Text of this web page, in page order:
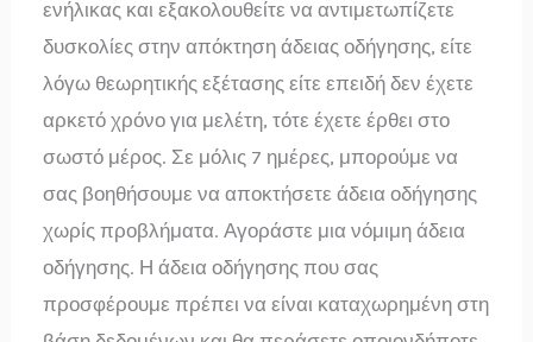
ενήλικας και εξακολουθείτε να αντιμετωπίζετε
δυσκολίες στην απόκτηση άδειας οδήγησης, είτε
λόγω θεωρητικής εξέτασης είτε επειδή δεν έχετε
αρκετό χρόνο για μελέτη, τότε έχετε έρθει στο
σωστό μέρος. Σε μόλις 7 ημέρες, μπορούμε να
σας βοηθήσουμε να αποκτήσετε άδεια οδήγησης
χωρίς προβλήματα. Αγοράστε μια νόμιμη άδεια
οδήγησης. Η άδεια οδήγησης που σας
προσφέρουμε πρέπει να είναι καταχωρημένη στη